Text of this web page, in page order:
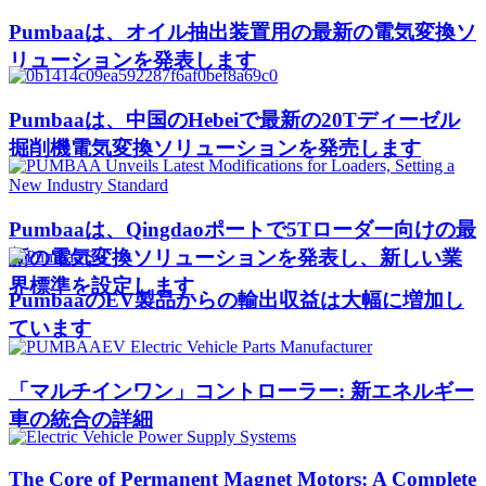
Pumbaaは、オイル抽出装置用の最新の電気変換ソ
リューションを発表します
Pumbaaは、中国のHebeiで最新の20Tディーゼル
掘削機電気変換ソリューションを発売します
Pumbaaは、Qingdaoポートで5Tローダー向けの最
新の電気変換ソリューションを発表し、新しい業
界標準を設定します
PumbaaのEV製品からの輸出収益は大幅に増加し
ています
「マルチインワン」コントローラー: 新エネルギー
車の統合の詳細
The Core of Permanent Magnet Motors: A Complete